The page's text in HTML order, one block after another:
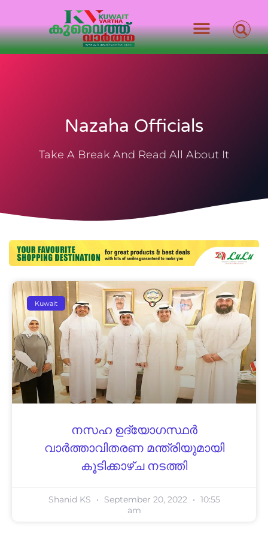
Nazaha Officials
Take A Break And Read All About It
Kuwait
നസഹ ഉദ്യോഗസ്ഥർ
വാർത്താവിതരണ മന്ത്രിയുമായി
കൂടിക്കാഴ്ച നടത്തി
Shanid KS September 20, 2022
10:55
am